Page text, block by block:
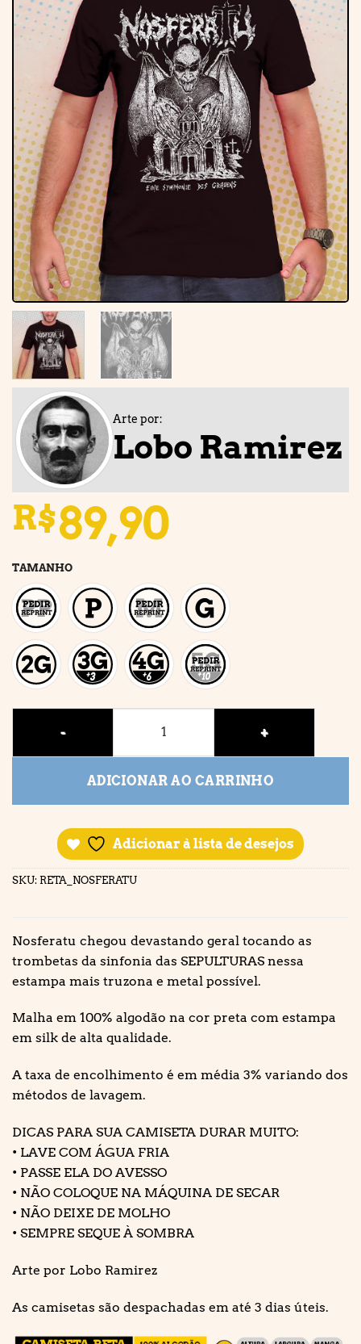
Arte por:
Lobo Ramirez
R$89,90
TAMANHO
ADICIONAR AO CARRINHO
Adicionar à lista de desejos
SKU: RETA_NOSFERATU
Nosferatu chegou devastando geral tocando as
trombetas da sinfonia das SEPULTURAS nessa
estampa mais truzona e metal possível.
Malha em 100% algodão na cor preta com estampa
em silk de alta qualidade.
A taxa de encolhimento é em média 3% variando dos
métodos de lavagem.
DICAS PARA SUA CAMISETA DURAR MUITO:
• LAVE COM ÁGUA FRIA
• PASSE ELA DO AVESSO
• NÃO COLOQUE NA MÁQUINA DE SECAR
• NÃO DEIXE DE MOLHO
• SEMPRE SEQUE À SOMBRA
Arte por Lobo Ramirez
As camisetas são despachadas em até 3 dias úteis.